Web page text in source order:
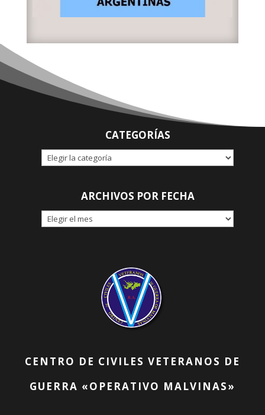
CATEGORÍAS
CATEGORÍAS
ARCHIVOS POR FECHA
ARCHIVOS
POR
CENTRO DE CIVILES VETERANOS DE
GUERRA «OPERATIVO MALVINAS»